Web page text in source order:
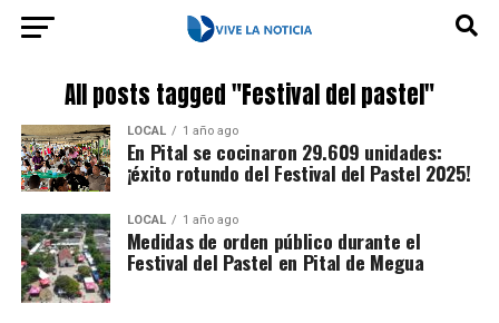
All posts tagged "Festival del pastel"
LOCAL 1 año ago
En Pital se cocinaron 29.609 unidades:
¡éxito rotundo del Festival del Pastel 2025!
LOCAL 1 año ago
Medidas de orden público durante el
Festival del Pastel en Pital de Megua